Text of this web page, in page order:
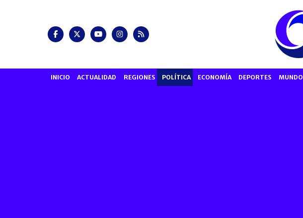
INICIO ACTUALIDAD REGIONES POLÍTICA ECONOMÍA DEPORTES MUNDO